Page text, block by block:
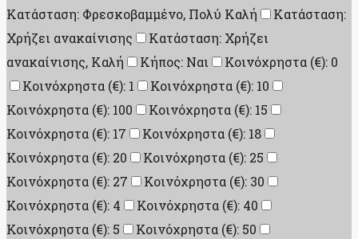
Κατάσταση: Φρεσκοβαμμένο, Πολύ Καλή
Κατάσταση:
Χρήζει ανακαίνισης
Κατάσταση: Χρήζει
ανακαίνισης, Καλή
Κήπος: Ναι
Κοινόχρηστα (€): 0
Κοινόχρηστα (€): 1
Κοινόχρηστα (€): 10
Κοινόχρηστα (€): 100
Κοινόχρηστα (€): 15
Κοινόχρηστα (€): 17
Κοινόχρηστα (€): 18
Κοινόχρηστα (€): 20
Κοινόχρηστα (€): 25
Κοινόχρηστα (€): 27
Κοινόχρηστα (€): 30
Κοινόχρηστα (€): 4
Κοινόχρηστα (€): 40
Κοινόχρηστα (€): 5
Κοινόχρηστα (€): 50